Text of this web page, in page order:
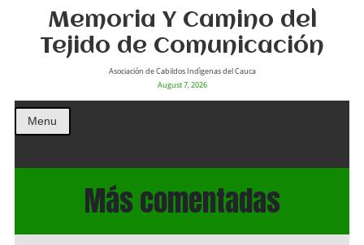
Memoria Y Camino del
Tejido de Comunicación
Asociación de Cabildos Indìgenas del Cauca
August 7, 2026
Menu
Más comentadas